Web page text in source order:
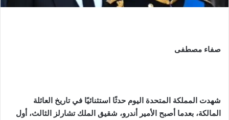
صفاء مصطفى
شهدت المملكة المتحدة اليوم حدثًا استثنائيًا في تاريخ العائلة
المالكة، بعدما أصبح الأمير أندرو، شقيق الملك تشارلز الثالث، أول